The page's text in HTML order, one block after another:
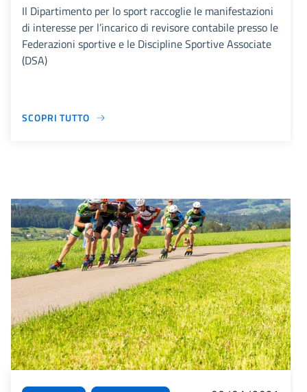
Il Dipartimento per lo sport raccoglie le manifestazioni
di interesse per l’incarico di revisore contabile presso le
Federazioni sportive e le Discipline Sportive Associate
(DSA)
SCOPRI TUTTO